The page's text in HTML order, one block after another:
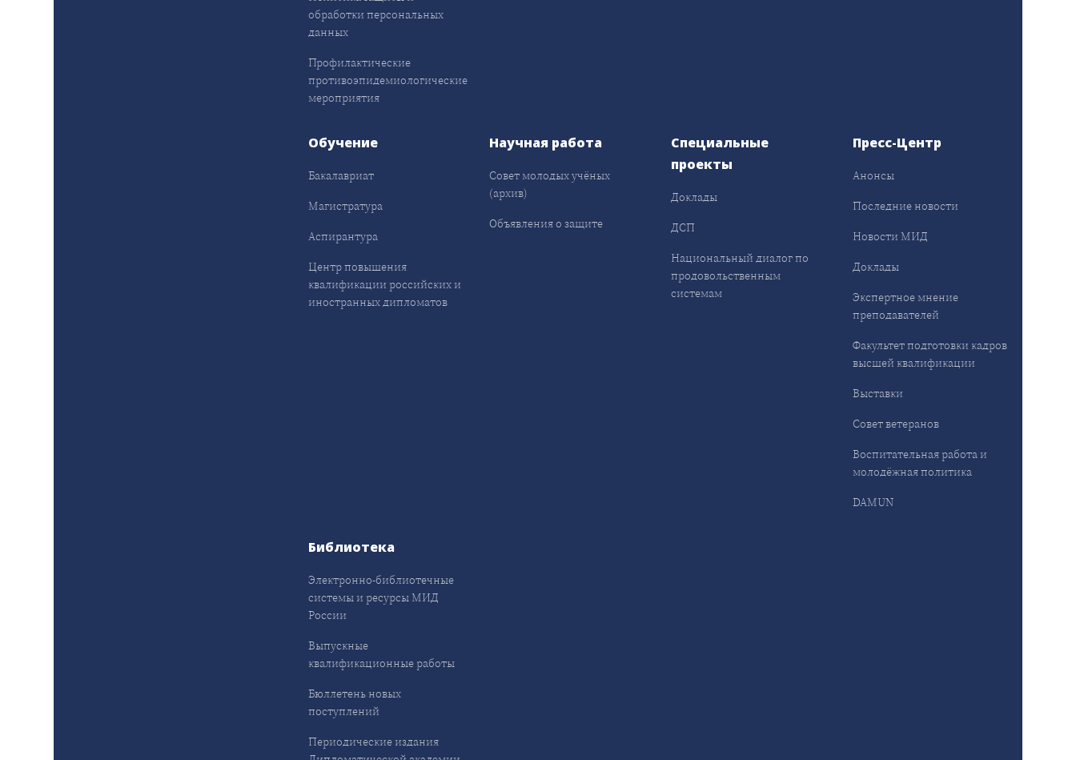
обработки персональных
данных
Профилактические
противоэпидемиологические
мероприятия
Обучение
Бакалавриат
Магистратура
Аспирантура
Центр повышения
квалификации российских и
иностранных дипломатов
Научная работа
Совет молодых учёных
(архив)
Объявления о защите
Специальные
проекты
Доклады
ДСП
Национальный диалог по
продовольственным
системам
Пресс-Центр
Анонсы
Последние новости
Новости МИД
Доклады
Экспертное мнение
преподавателей
Факультет подготовки кадров
высшей квалификации
Выставки
Совет ветеранов
Воспитательная работа и
молодёжная политика
DAMUN
Библиотека
Электронно-библиотечные
системы и ресурсы МИД
России
Выпускные
квалификационные работы
Бюллетень новых
поступлений
Периодические издания